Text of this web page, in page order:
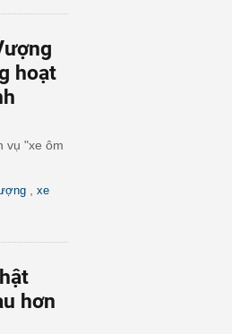
hoạt
vụ "xe ôm
xe
hơn